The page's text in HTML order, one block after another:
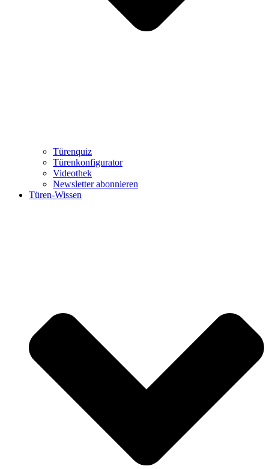
Türenquiz
Türenkonfigurator
Videothek
Newsletter abonnieren
Türen-Wissen